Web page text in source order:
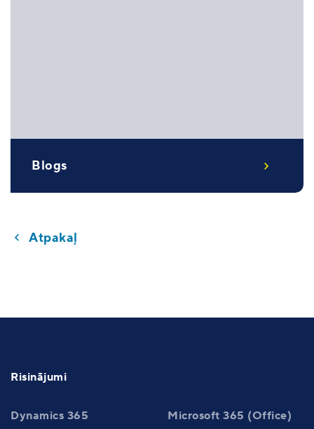
Blogs
Atpakaļ
Risinājumi
Dynamics 365
Microsoft 365 (Office)